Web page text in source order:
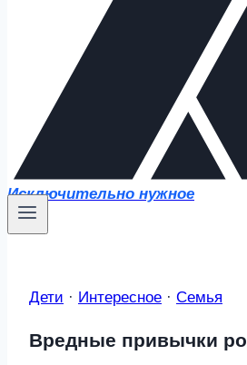
Исключительно нужное
Дети · Интересное · Семья
Вредные привычки